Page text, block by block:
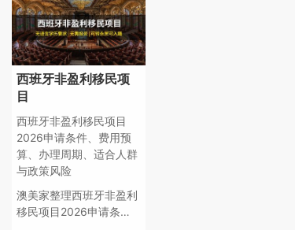
规划。
西班牙非盈利移民项
目
西班牙非盈利移民项目
2026申请条件、费用预
算、办理周期、适合人群
与政策风险
澳美家整理西班牙非盈利
移民项目2026申请条